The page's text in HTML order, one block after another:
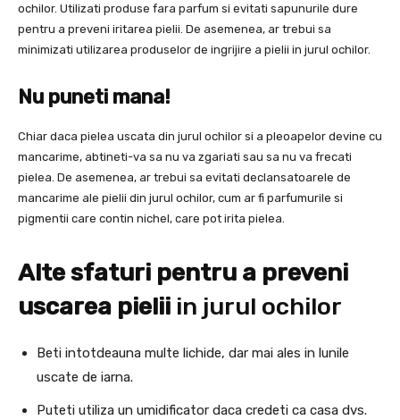
ochilor. Utilizati produse fara parfum si evitati sapunurile dure
pentru a preveni iritarea pielii. De asemenea, ar trebui sa
minimizati utilizarea produselor de ingrijire a pielii in jurul ochilor.
Nu puneti mana!
Chiar daca pielea uscata din jurul ochilor si a pleoapelor devine cu
mancarime, abtineti-va sa nu va zgariati sau sa nu va frecati
pielea. De asemenea, ar trebui sa evitati declansatoarele de
mancarime ale pielii din jurul ochilor, cum ar fi parfumurile si
pigmentii care contin nichel, care pot irita pielea.
Alte sfaturi pentru a preveni
uscarea pielii in jurul ochilor
Beti intotdeauna multe lichide, dar mai ales in lunile
uscate de iarna.
Puteti utiliza un umidificator daca credeti ca casa dvs.